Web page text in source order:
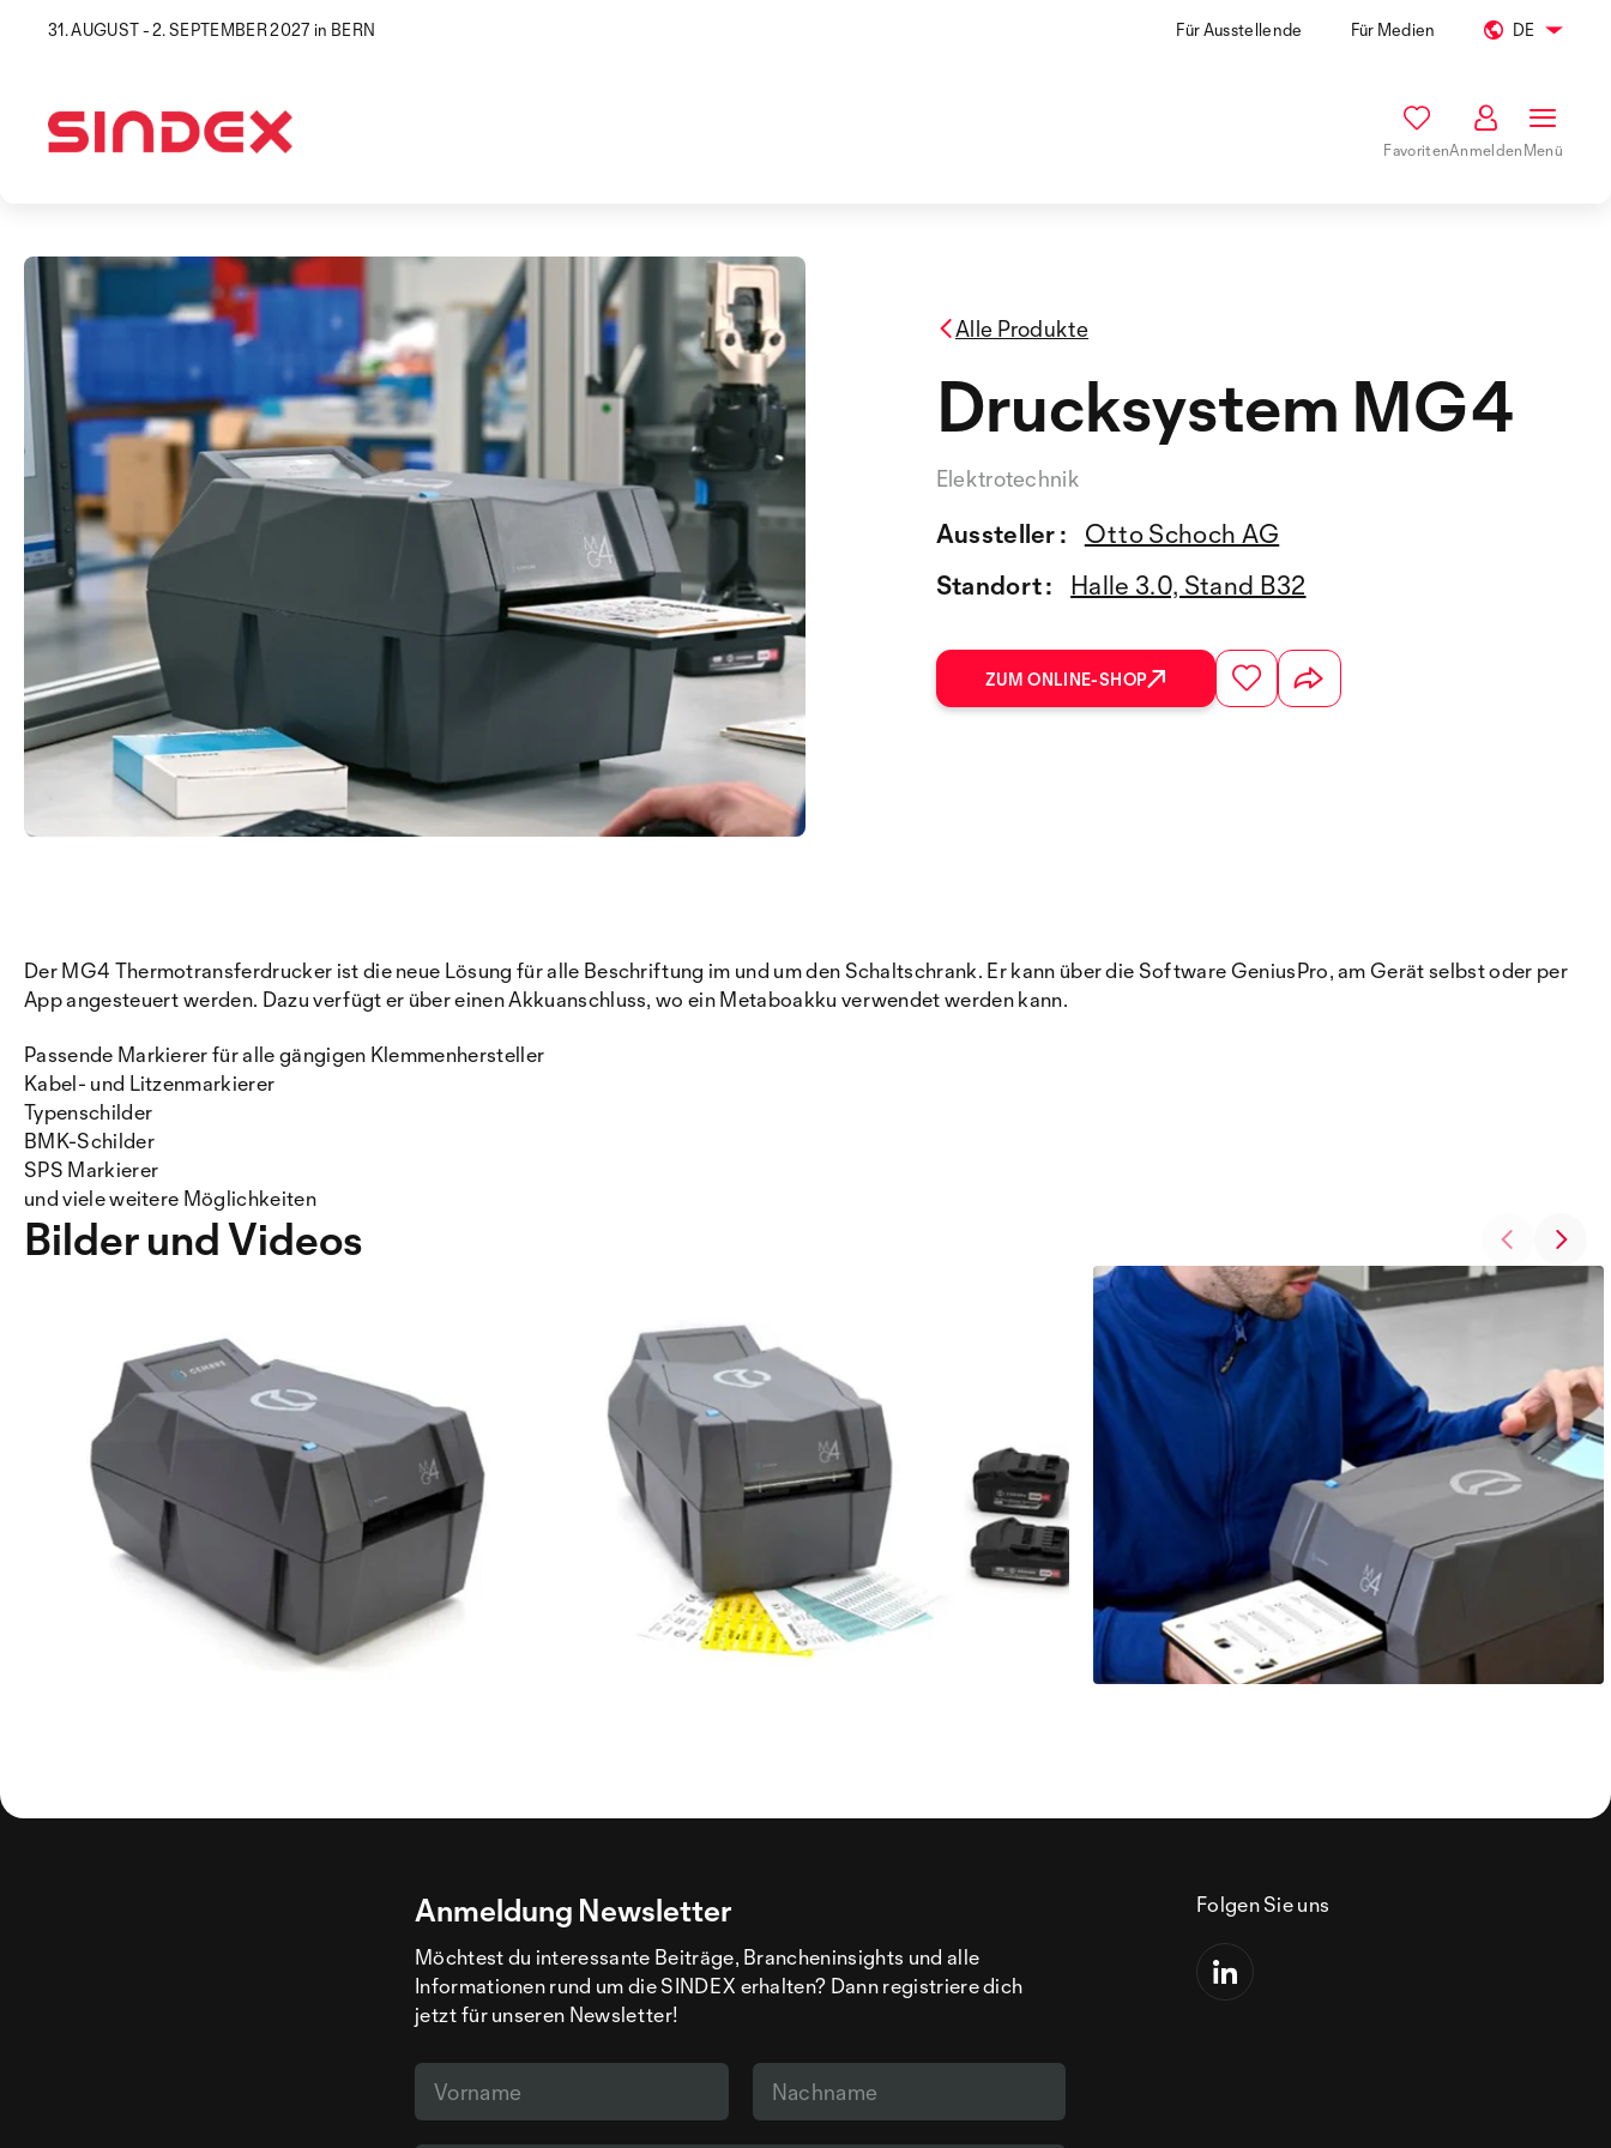
31. AUGUST - 2. SEPTEMBER 2027 in BERN Für Ausstellende Für Medien DE
FavoritenAnmeldenMenü
Alle Produkte
Drucksystem MG4
Elektrotechnik
Aussteller :
Otto Schoch AG
Standort :
Halle 3.0, Stand B32
ZUM ONLINE-SHOP
Der MG4 Thermotransferdrucker ist die neue Lösung für alle Beschriftung im und um den Schaltschrank. Er kann über die Software GeniusPro, am Gerät selbst oder per
App angesteuert werden. Dazu verfügt er über einen Akkuanschluss, wo ein Metaboakku verwendet werden kann.
Passende Markierer für alle gängigen Klemmenhersteller
Kabel- und Litzenmarkierer
Typenschilder
BMK-Schilder
SPS Markierer
und viele weitere Möglichkeiten
Bilder und Videos
Anmeldung Newsletter
Möchtest du interessante Beiträge, Brancheninsights und alle
Informationen rund um die SINDEX erhalten? Dann registriere dich
jetzt für unseren Newsletter!
Folgen Sie uns